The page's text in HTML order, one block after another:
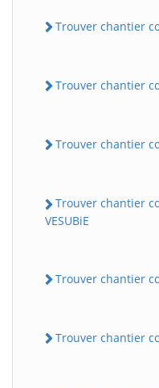
Trouver chantier
Trouver chantier
Trouver chantier
Trouver chantier
VESUBiE
Trouver chantier
Trouver chantier